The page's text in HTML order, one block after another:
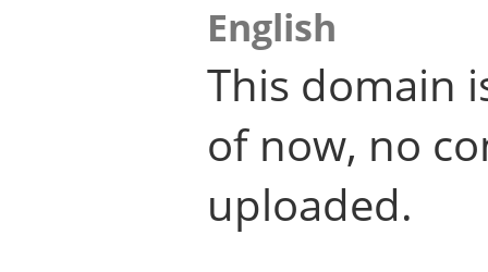
English
This domain
of now, no
uploaded.